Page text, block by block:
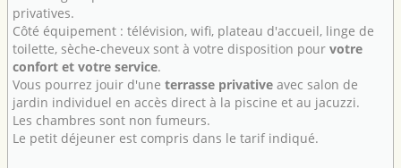
privatives.
Côté équipement : télévision, wifi, plateau d'accueil, linge de
toilette, sèche-cheveux sont à votre disposition pour votre
confort et votre service.
Vous pourrez jouir d'une terrasse privative avec salon de
jardin individuel en accès direct à la piscine et au jacuzzi.
Les chambres sont non fumeurs.
Le petit déjeuner est compris dans le tarif indiqué.